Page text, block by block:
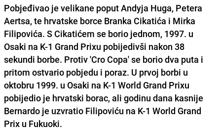
Pobjeđivao je velikane poputAndyja Huga, Petera
Aertsa, te hrvatske borce Branka Cikatića i Mirka
Filipovića. S Cikatićem se borio jednom, 1997. u
Osaki na K-1 Grand Prixu pobijedivši nakon 38
sekundi borbe. Protiv 'Cro Copa' se borio dva puta i
pritom ostvario pobjedu i poraz. U prvoj borbi u
oktobru 1999. u Osaki na K-1 World Grand Prixu
pobijedio je hrvatski borac, ali godinu dana kasnije
Bernardo je uzvratio Filipoviću na K-1 World Grand
Prix u Fukuoki.